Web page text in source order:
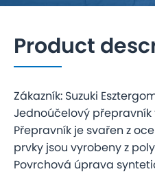
Product
Zákazník: Suzuki
Jednoúčelový přepravník
Přepravník je svařen z
prvky jsou vyrobeny z
Povrchová úprava